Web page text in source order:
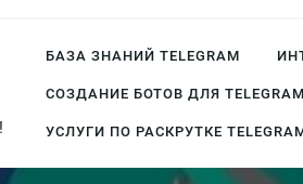
БАЗА ЗНАНИЙ TELEGRAM
СОЗДАНИЕ БОТОВ ДЛЯ TELEGRAM
УСЛУГИ ПО РАСКРУТКЕ